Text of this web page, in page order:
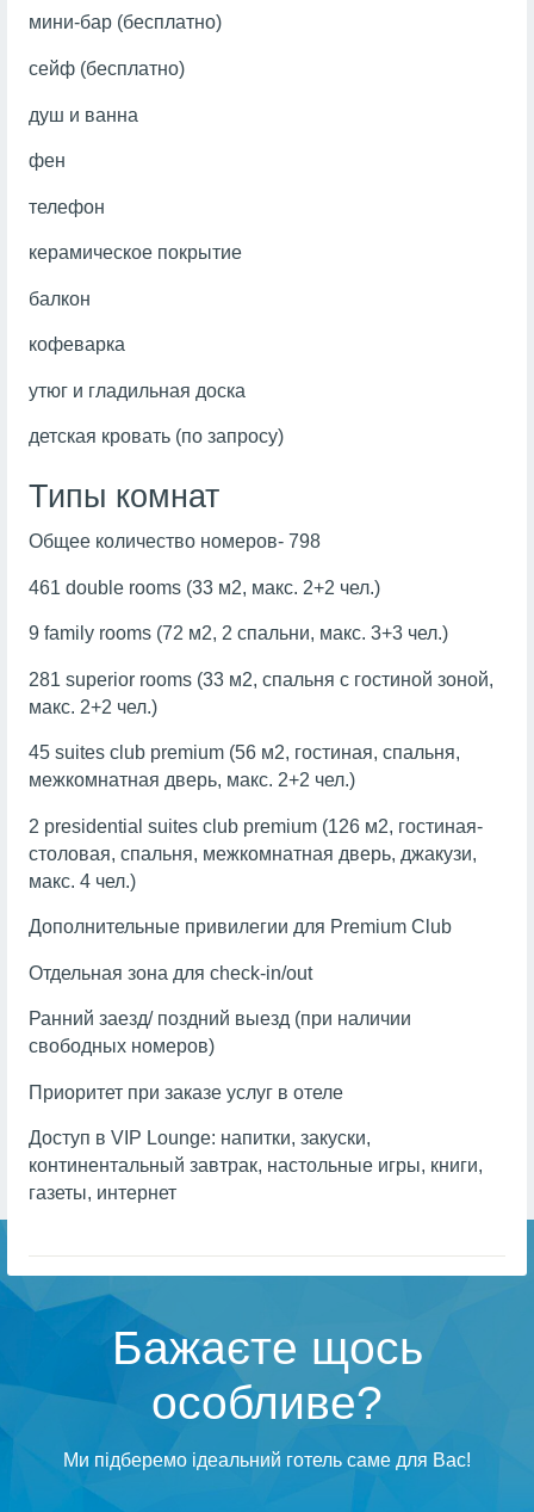
мини-бар (бесплатно)
сейф (бесплатно)
душ и ванна
фен
телефон
керамическое покрытие
балкон
кофеварка
утюг и гладильная доска
детская кровать (по запросу)
Типы комнат
Общее количество номеров- 798
461 double rooms (33 м2, макс. 2+2 чел.)
9 family rooms (72 м2, 2 спальни, макс. 3+3 чел.)
281 superior rooms (33 м2, спальня с гостиной зоной,
макс. 2+2 чел.)
45 suites club premium (56 м2, гостиная, спальня,
межкомнатная дверь, макс. 2+2 чел.)
2 presidential suites club premium (126 м2, гостиная-
столовая, спальня, межкомнатная дверь, джакузи,
макс. 4 чел.)
Дополнительные привилегии для Premium Club
Отдельная зона для check-in/out
Ранний заезд/ поздний выезд (при наличии
свободных номеров)
Приоритет при заказе услуг в отеле
Доступ в VIP Lounge: напитки, закуски,
континентальный завтрак, настольные игры, книги,
газеты, интернет
Бажаєте щось
особливе?
Ми підберемо ідеальний готель саме для Вас!